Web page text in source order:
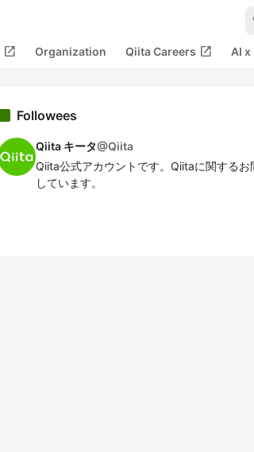
open_in_new Organization Qiita Careers open_in_new AI x
Followees
Qiita キータ@Qiita
Qiita公式アカウントです。Qiitaに関する
しています。